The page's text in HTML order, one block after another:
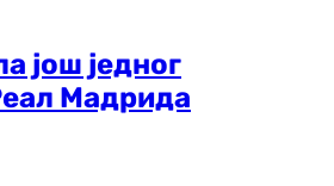
још једног
Мадрида